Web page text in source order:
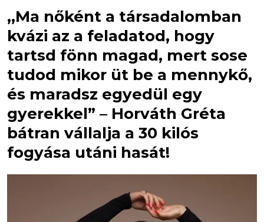
,,Ma nőként a társadalomban
kvázi az a feladatod, hogy
tartsd fönn magad, mert sose
tudod mikor üt be a mennykő,
és maradsz egyedül egy
gyerekkel” – Horváth Gréta
bátran vállalja a 30 kilós
fogyása utáni hasát!